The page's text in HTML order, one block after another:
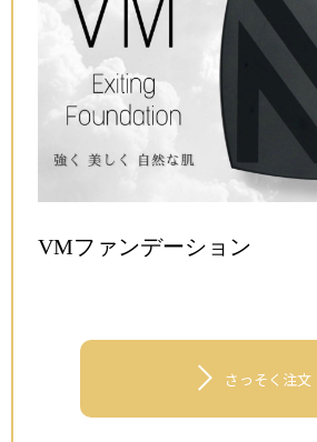
VMファンデーション
> さっそく注文